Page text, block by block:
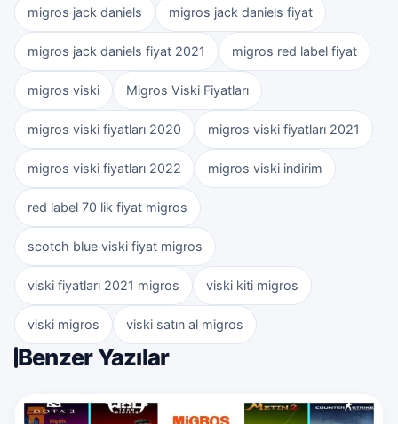
migros jack daniels migros jack daniels fiyat
migros jack daniels fiyat 2021 migros red label fiyat
migros viski Migros Viski Fiyatları
migros viski fiyatları 2020 migros viski fiyatları 2021
migros viski fiyatları 2022 migros viski indirim
red label 70 lik fiyat migros
scotch blue viski fiyat migros
viski fiyatları 2021 migros viski kiti migros
viski migros viski satın al migros
Benzer Yazılar